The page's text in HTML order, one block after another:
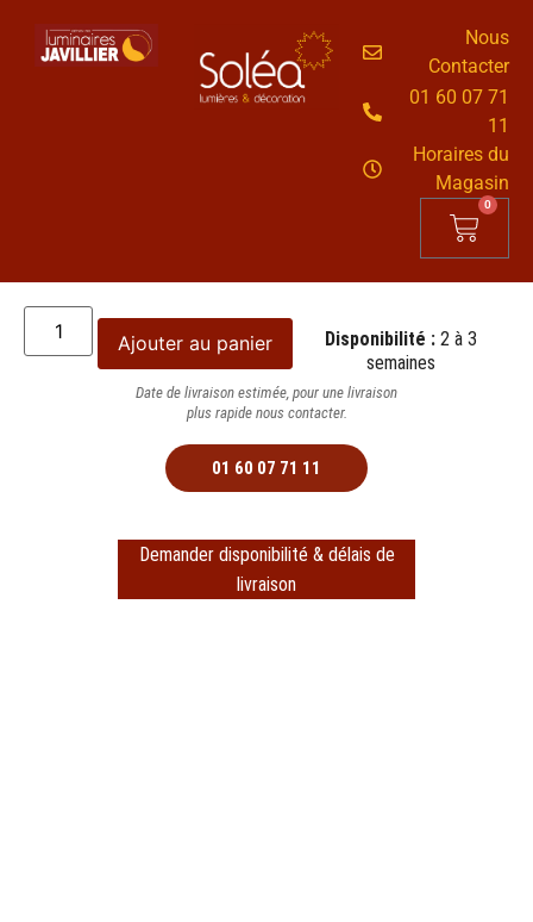
Nous
Contacter
01 60 07 71
11
Horaires du
Magasin
0
Ajouter au panier Disponibilité : 2 à 3
semaines
Date de livraison estimée, pour une livraison
plus rapide nous contacter.
01 60 07 71 11
Demander disponibilité & délais de
livraison